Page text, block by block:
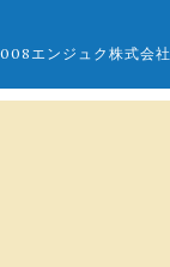
エンジュク株式会社